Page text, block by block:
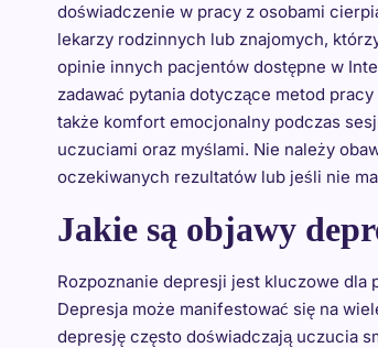
doświadczenie w pracy z osobami
lekarzy rodzinnych lub znajomych,
opinie innych pacjentów dostępne w
zadawać pytania dotyczące metod
także komfort emocjonalny podczas
uczuciami oraz myślami. Nie należy
oczekiwanych rezultatów lub jeśli nie
Jakie są objawy
Rozpoznanie depresji jest kluczowe dla
Depresja może manifestować się na
depresję często doświadczają uczucia